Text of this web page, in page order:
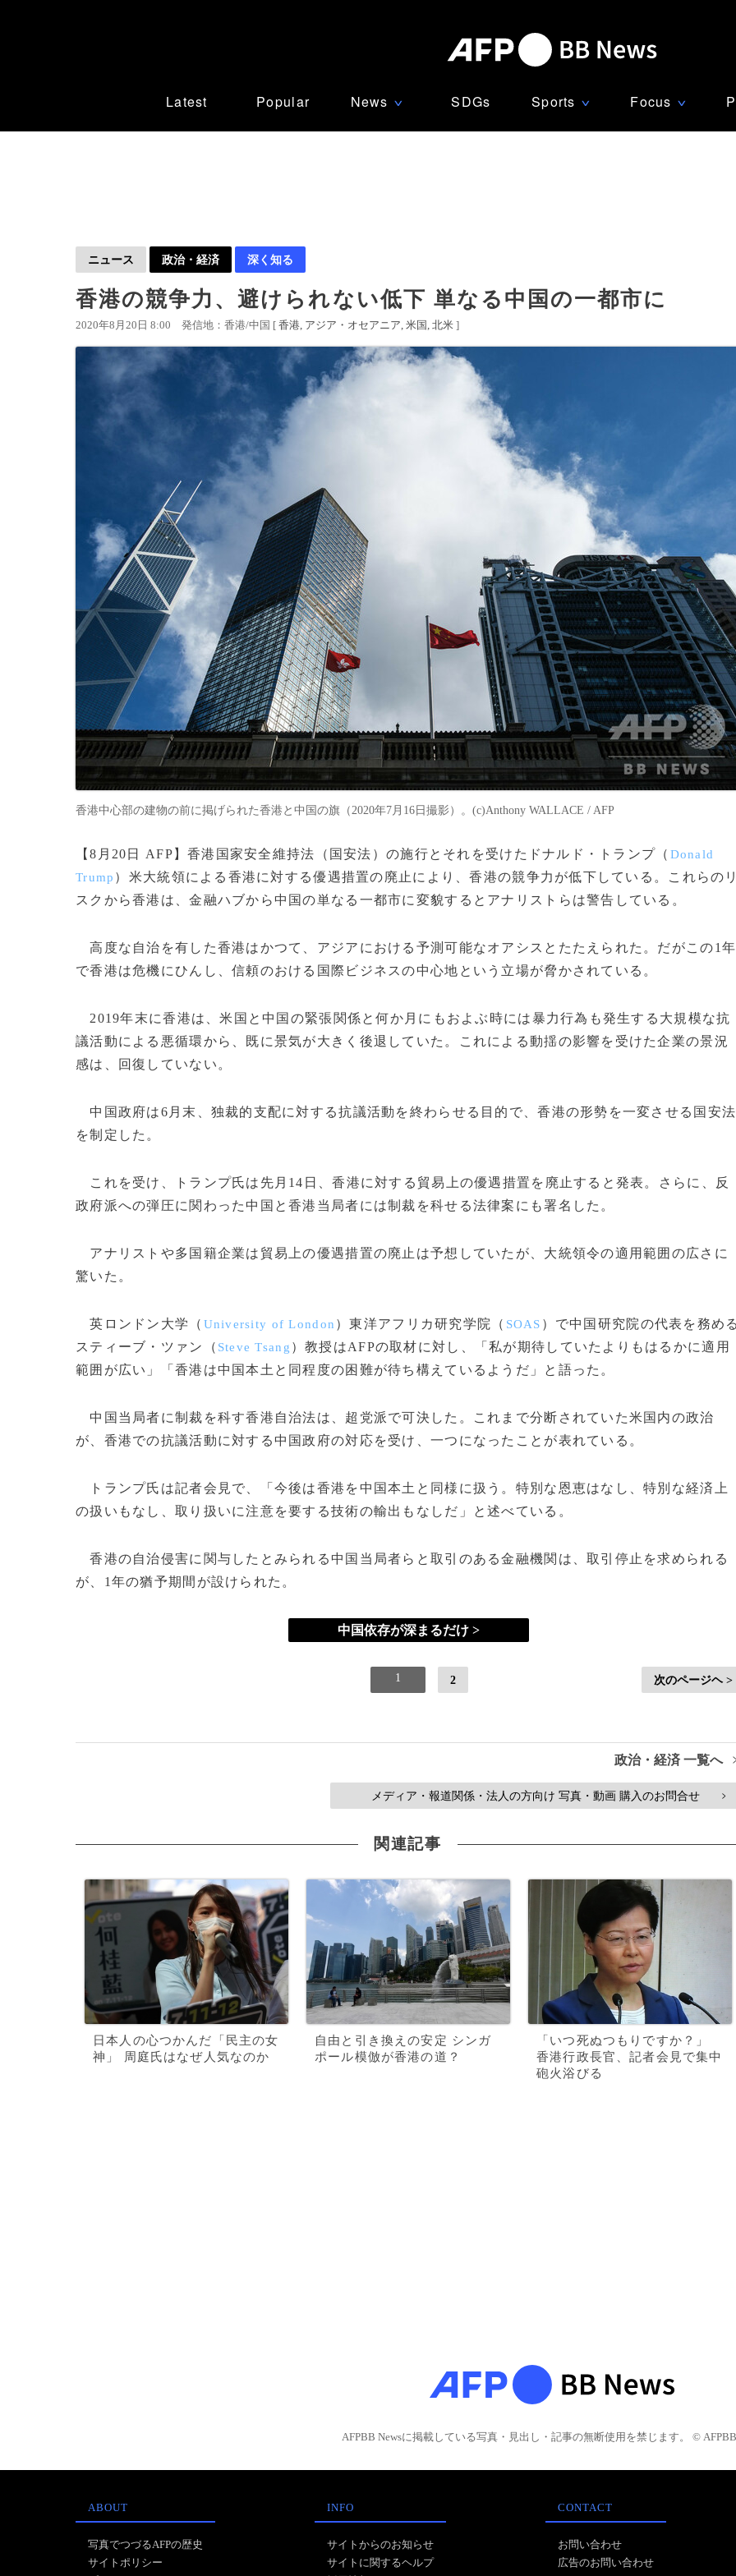
Latest Popular News ∨ SDGs Sports ∨ Focus ∨
ニュース 政治・経済 深く知る
香港の競争力、避けられない低下 単なる中国の一都市に
2020年8月20日 8:00 発信地：香港/中国 [ 香港 アジア・オセアニア 米国 北米 ]
香港中心部の建物の前に掲げられた香港と中国の旗（2020年7月16日撮影）。(c)Anthony WALLACE / AFP
【8月20日 AFP】香港国家安全維持法（国安法）の施行とそれを受けたドナルド・トランプ（ Donald
Trump ）米大統領による香港に対する優遇措置の廃止により、香港の競争力が低下している。これらの
スクから香港は、金融ハブから中国の単なる一都市に変貌するとアナリストらは警告している。
高度な自治を有した香港はかつて、アジアにおける予測可能なオアシスとたたえられた。だがこの1年
で香港は危機にひんし、信頼のおける国際ビジネスの中心地という立場が脅かされている。
2019年末に香港は、米国と中国の緊張関係と何か月にもおよぶ時には暴力行為も発生する大規模な抗
議活動による悪循環から、既に景気が大きく後退していた。これによる動揺の影響を受けた企業の景況
感は、回復していない。
中国政府は6月末、独裁的支配に対する抗議活動を終わらせる目的で、香港の形勢を一変させる国安法
を制定した。
これを受け、トランプ氏は先月14日、香港に対する貿易上の優遇措置を廃止すると発表。さらに、反
政府派への弾圧に関わった中国と香港当局者には制裁を科せる法律案にも署名した。
アナリストや多国籍企業は貿易上の優遇措置の廃止は予想していたが、大統領令の適用範囲の広さに
驚いた。
英ロンドン大学（ University of London ）東洋アフリカ研究学院（ SOAS ）で中国研究院の代表を務め
スティーブ・ツァン（ Steve Tsang ）教授はAFPの取材に対し、「私が期待していたよりもはるかに適用
範囲が広い」「香港は中国本土と同程度の困難が待ち構えているようだ」と語った。
中国当局者に制裁を科す香港自治法は、超党派で可決した。これまで分断されていた米国内の政治
が、香港での抗議活動に対する中国政府の対応を受け、一つになったことが表れている。
トランプ氏は記者会見で、「今後は香港を中国本土と同様に扱う。特別な恩恵はなし、特別な経済上
の扱いもなし、取り扱いに注意を要する技術の輸出もなしだ」と述べている。
香港の自治侵害に関与したとみられる中国当局者らと取引のある金融機関は、取引停止を求められる
が、1年の猶予期間が設けられた。
中国依存が深まるだけ >
1 2 次のページヘ >
政治・経済 一覧へ
メディア・報道関係・法人の方向け 写真・動画 購入のお問合せ >
関連記事
日本人の心つかんだ「民主の女
神」 周庭氏はなぜ人気なのか
自由と引き換えの安定 シンガ
ポール模倣が香港の道？
「いつ死ぬつもりですか？」
香港行政長官、記者会見で集中
砲火浴びる
AFPBB Newsに掲載している写真・見出し・記事の無断使用を禁じます。 © AFPBB
ABOUT
写真でつづるAFPの歴史
サイトポリシー
INFO
サイトからのお知らせ
サイトに関するヘルプ
CONTACT
お問い合わせ
広告のお問い合わせ